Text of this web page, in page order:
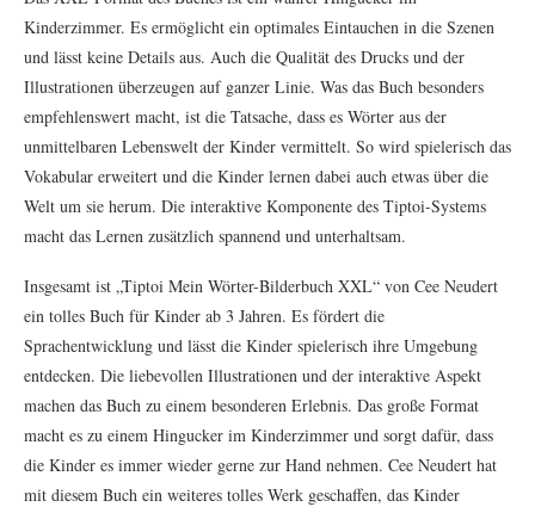
Kinderzimmer. Es ermöglicht ein optimales Eintauchen in die Szenen
und lässt keine Details aus. Auch die Qualität des Drucks und der
Illustrationen überzeugen auf ganzer Linie. Was das Buch besonders
empfehlenswert macht, ist die Tatsache, dass es Wörter aus der
unmittelbaren Lebenswelt der Kinder vermittelt. So wird spielerisch das
Vokabular erweitert und die Kinder lernen dabei auch etwas über die
Welt um sie herum. Die interaktive Komponente des Tiptoi-Systems
macht das Lernen zusätzlich spannend und unterhaltsam.
Insgesamt ist „Tiptoi Mein Wörter-Bilderbuch XXL“ von Cee Neudert
ein tolles Buch für Kinder ab 3 Jahren. Es fördert die
Sprachentwicklung und lässt die Kinder spielerisch ihre Umgebung
entdecken. Die liebevollen Illustrationen und der interaktive Aspekt
machen das Buch zu einem besonderen Erlebnis. Das große Format
macht es zu einem Hingucker im Kinderzimmer und sorgt dafür, dass
die Kinder es immer wieder gerne zur Hand nehmen. Cee Neudert hat
mit diesem Buch ein weiteres tolles Werk geschaffen, das Kinder